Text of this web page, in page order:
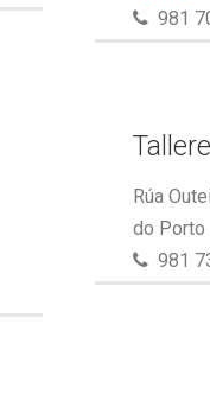
981
Rúa
do Porto
981